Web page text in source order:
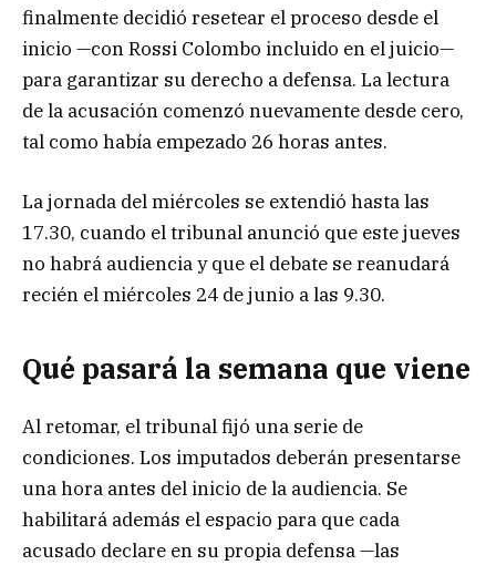
finalmente decidió resetear el proceso desde el
inicio —con Rossi Colombo incluido en el juicio—
para garantizar su derecho a defensa. La lectura
de la acusación comenzó nuevamente desde cero,
tal como había empezado 26 horas antes.
La jornada del miércoles se extendió hasta las
17.30, cuando el tribunal anunció que este jueves
no habrá audiencia y que el debate se reanudará
recién el miércoles 24 de junio a las 9.30.
Qué pasará la semana que viene
Al retomar, el tribunal fijó una serie de
condiciones. Los imputados deberán presentarse
una hora antes del inicio de la audiencia. Se
habilitará además el espacio para que cada
acusado declare en su propia defensa —las